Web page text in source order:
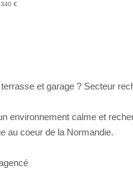
€
et garage ? Secteur
environnement calme et
au coeur de la Normandie.